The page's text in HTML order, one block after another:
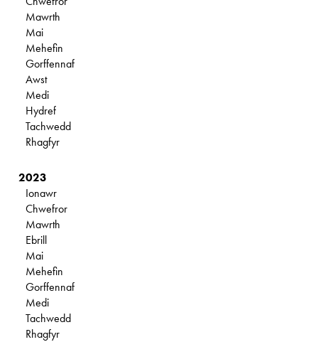
Mawrth
Mai
Mehefin
Gorffennaf
Awst
Medi
Hydref
Tachwedd
Rhagfyr
2023
Ionawr
Chwefror
Mawrth
Ebrill
Mai
Mehefin
Gorffennaf
Medi
Tachwedd
Rhagfyr